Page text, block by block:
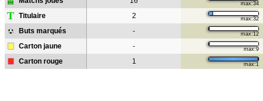
max:34
T Titulaire 2 max:32
Buts marqués - max:12
Carton jaune - max:9
Carton rouge 1 max:1